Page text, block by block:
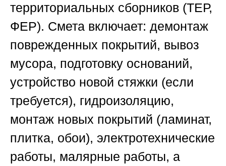
территориальных сборников (ТЕР,
ФЕР). Смета включает: демонтаж
поврежденных покрытий, вывоз
мусора, подготовку оснований,
устройство новой стяжки (если
требуется), гидроизоляцию,
монтаж новых покрытий (ламинат,
плитка, обои), электротехнические
работы, малярные работы, а